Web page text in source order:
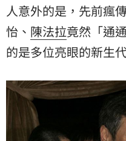
人意外的是，先前瘋
怡 、 陳法拉竟然「通
的是多位亮眼的新生